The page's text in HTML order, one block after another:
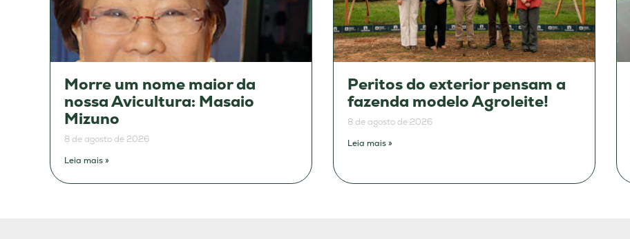
Morre um nome maior da
nossa Avicultura: Masaio
Mizuno
8 de agosto de 2026
Leia mais »
Peritos do exterior pensam a
fazenda modelo Agroleite!
8 de agosto de 2026
Leia mais »